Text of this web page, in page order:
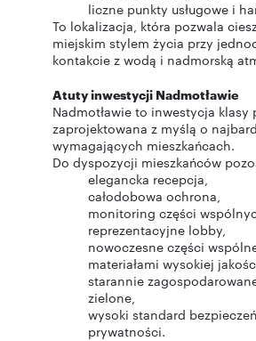
liczne punkty usługowe i
To lokalizacja, która pozwala
miejskim stylem życia przy
kontakcie z wodą i nadmorską
Atuty inwestycji Nadmotławie
Nadmotławie to inwestycja klasy
zaprojektowana z myślą o
wymagających mieszkańcach.
Do dyspozycji mieszkańców
elegancka recepcja,
całodobowa ochrona,
monitoring części
reprezentacyjne lobby,
nowoczesne części
materiałami wysokiej
starannie
zielone,
wysoki standard
prywatności.